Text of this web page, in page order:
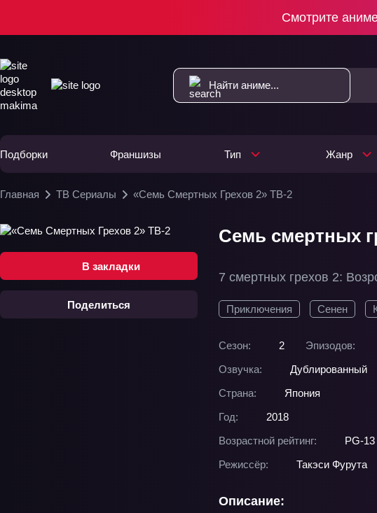
Смотрите
Подборки Франшизы Тип Жанр
Главная ТВ Сериалы «Семь Смертных Грехов 2» ТВ-2
В закладки
Поделиться
Семь смертных
7 смертных грехов 2:
Приключения Сенен
Сезон: 2 Эпизодов:
Озвучка:
Дублированный
Страна:
Япония
Год:
2018
Возрастной рейтинг:
PG-13
Режиссёр:
Такэси Фурута
Описание: